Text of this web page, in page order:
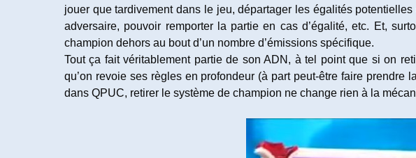
jouer que tardivement dans le jeu, départager les égalités
adversaire, pouvoir remporter la partie en cas d’égalité, etc. Et,
champion dehors au bout d’un nombre d’émissions spécifique.
Tout ça fait véritablement partie de son ADN, à tel point que si on
qu’on revoie ses règles en profondeur (à part peut-être faire
dans QPUC, retirer le système de champion ne change rien à la